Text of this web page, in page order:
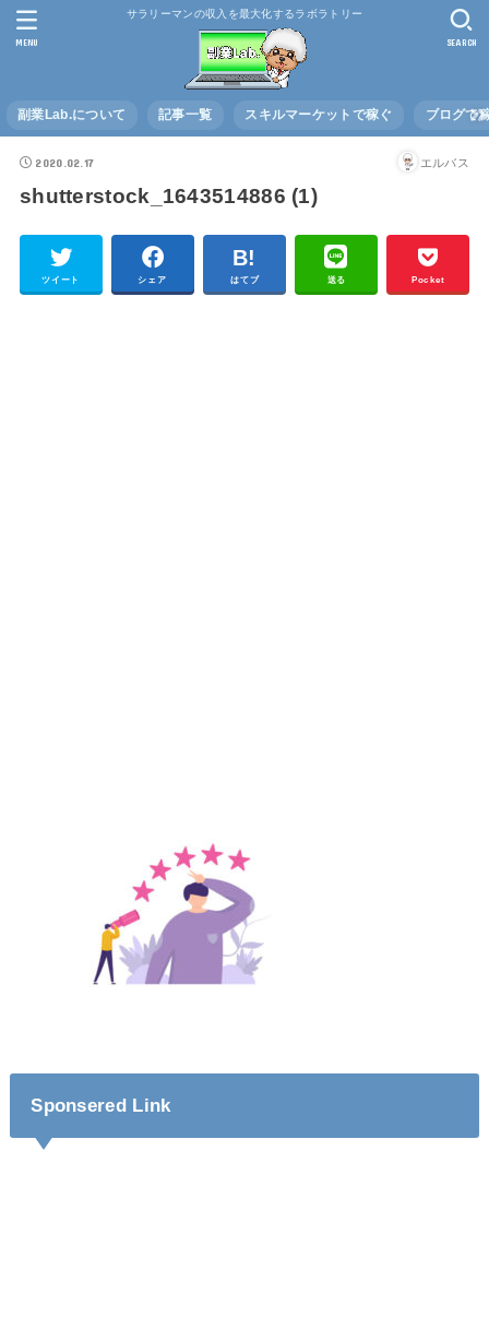
サラリーマンの収入を最大化するラボラトリー
副業Lab.について 記事一覧 スキルマーケットで稼ぐ ブログで
SEARCH
MENU
2020.02.17 エルバス
shutterstock_1643514886 (1)
ツイート シェア はてブ 送る Pocket
Sponsered Link